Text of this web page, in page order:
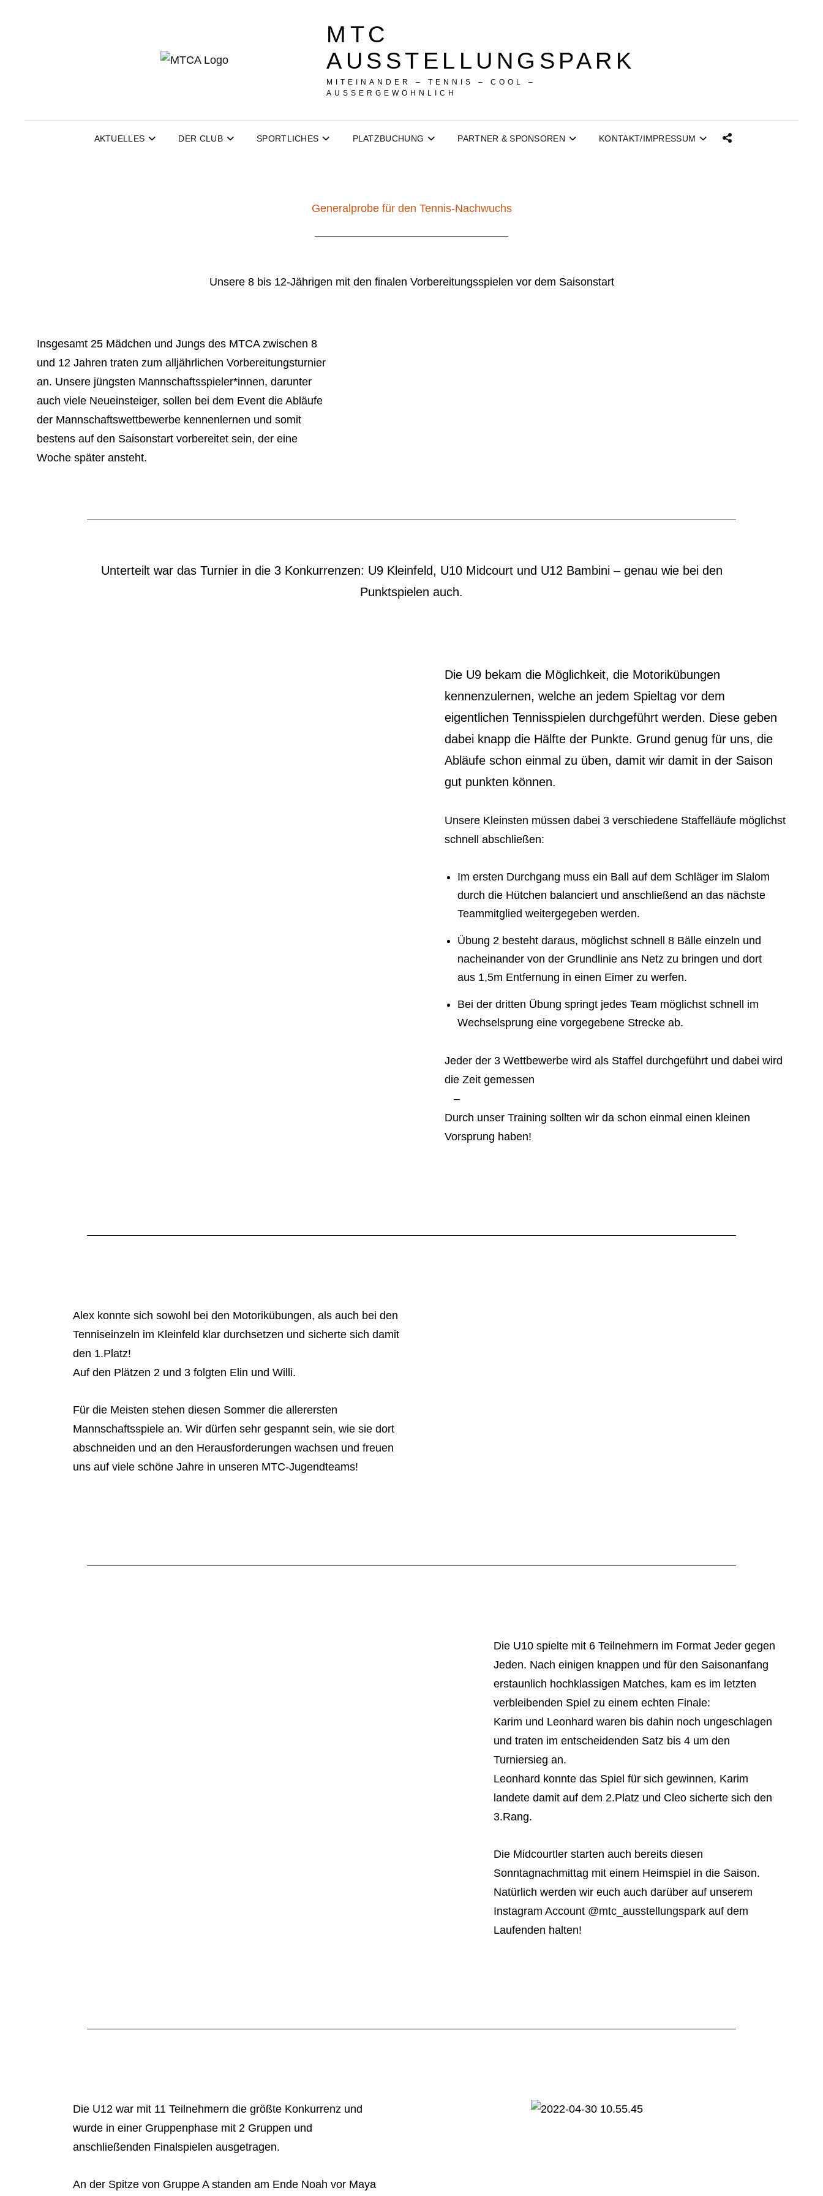
MTC
AUSSTELLUNGSPARK
MITEINANDER – TENNIS – COOL –
AUSSERGEWÖHNLICH
AKTUELLES DER CLUB SPORTLICHES PLATZBUCHUNG PARTNER & SPONSOREN KONTAKT/IMPRESSUM
Generalprobe für den Tennis-Nachwuchs
Unsere 8 bis 12-Jährigen mit den finalen Vorbereitungsspielen vor dem Saisonstart
Insgesamt 25 Mädchen und Jungs des MTCA zwischen 8
und 12 Jahren traten zum alljährlichen Vorbereitungsturnier
an. Unsere jüngsten Mannschaftsspieler*innen, darunter
auch viele Neueinsteiger, sollen bei dem Event die Abläufe
der Mannschaftswettbewerbe kennenlernen und somit
bestens auf den Saisonstart vorbereitet sein, der eine
Woche später ansteht.
Unterteilt war das Turnier in die 3 Konkurrenzen: U9 Kleinfeld, U10 Midcourt und U12 Bambini – genau wie bei den
Punktspielen auch.
Die U9 bekam die Möglichkeit, die Motorikübungen
kennenzulernen, welche an jedem Spieltag vor dem
eigentlichen Tennisspielen durchgeführt werden. Diese geben
dabei knapp die Hälfte der Punkte. Grund genug für uns, die
Abläufe schon einmal zu üben, damit wir damit in der Saison
gut punkten können.
Unsere Kleinsten müssen dabei 3 verschiedene Staffelläufe möglichst
schnell abschließen:
Im ersten Durchgang muss ein Ball auf dem Schläger im Slalom
durch die Hütchen balanciert und anschließend an das nächste
Teammitglied weitergegeben werden.
Übung 2 besteht daraus, möglichst schnell 8 Bälle einzeln und
nacheinander von der Grundlinie ans Netz zu bringen und dort
aus 1,5m Entfernung in einen Eimer zu werfen.
Bei der dritten Übung springt jedes Team möglichst schnell im
Wechselsprung eine vorgegebene Strecke ab.
Jeder der 3 Wettbewerbe wird als Staffel durchgeführt und dabei wird
die Zeit gemessen
–
Durch unser Training sollten wir da schon einmal einen kleinen
Vorsprung haben!
Alex konnte sich sowohl bei den Motorikübungen, als auch bei den
Tenniseinzeln im Kleinfeld klar durchsetzen und sicherte sich damit
den 1.Platz!
Auf den Plätzen 2 und 3 folgten Elin und Willi.
Für die Meisten stehen diesen Sommer die allerersten
Mannschaftsspiele an. Wir dürfen sehr gespannt sein, wie sie dort
abschneiden und an den Herausforderungen wachsen und freuen
uns auf viele schöne Jahre in unseren MTC-Jugendteams!
Die U10 spielte mit 6 Teilnehmern im Format Jeder gegen
Jeden. Nach einigen knappen und für den Saisonanfang
erstaunlich hochklassigen Matches, kam es im letzten
verbleibenden Spiel zu einem echten Finale:
Karim und Leonhard waren bis dahin noch ungeschlagen
und traten im entscheidenden Satz bis 4 um den
Turniersieg an.
Leonhard konnte das Spiel für sich gewinnen, Karim
landete damit auf dem 2.Platz und Cleo sicherte sich den
3.Rang.
Die Midcourtler starten auch bereits diesen
Sonntagnachmittag mit einem Heimspiel in die Saison.
Natürlich werden wir euch auch darüber auf unserem
Instagram Account @mtc_ausstellungspark auf dem
Laufenden halten!
Die U12 war mit 11 Teilnehmern die größte Konkurrenz und
wurde in einer Gruppenphase mit 2 Gruppen und
anschließenden Finalspielen ausgetragen.
An der Spitze von Gruppe A standen am Ende Noah vor Maya